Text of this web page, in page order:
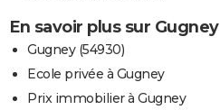
En savoir plus sur Gugney
Gugney (54930)
Ecole privée à Gugney
Prix immobilier à Gugney